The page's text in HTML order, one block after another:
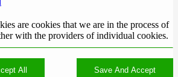
are cookies that we are in the process of
with the providers of individual cookies.
All Save And Accept